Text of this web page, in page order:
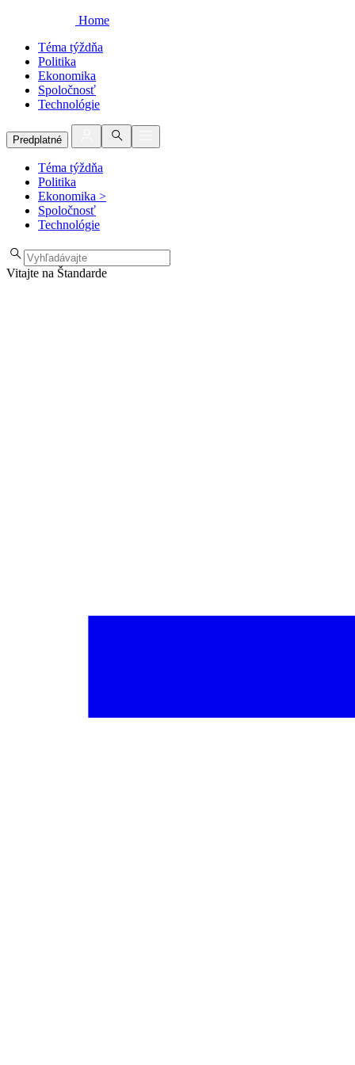
Home
Téma týždňa
Politika
Ekonomika
Spoločnosť
Technológie
Predplatné
Téma týždňa
Politika
Ekonomika >
Spoločnosť
Technológie
Vitajte na Štandarde